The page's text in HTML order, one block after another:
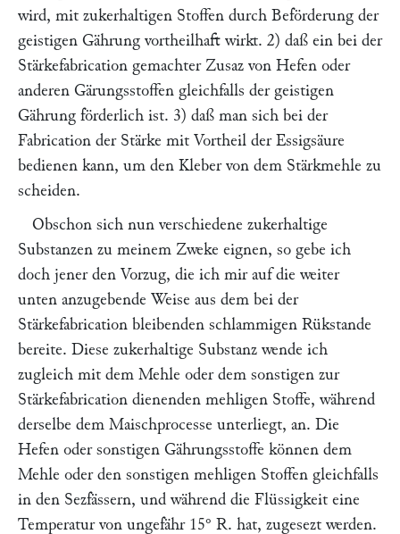
wird, mit zukerhaltigen Stoffen durch Beförderung der
geistigen Gährung vortheilhaft wirkt. 2) daß ein bei der
Stärkefabrication gemachter Zusaz von Hefen oder
anderen Gärungsstoffen gleichfalls der geistigen
Gährung förderlich ist. 3) daß man sich bei der
Fabrication der Stärke mit Vortheil der Essigsäure
bedienen kann, um den Kleber von dem Stärkmehle zu
scheiden.
Obschon sich nun verschiedene zukerhaltige
Substanzen zu meinem Zweke eignen, so gebe ich
doch jener den Vorzug, die ich mir auf die weiter
unten anzugebende Weise aus dem bei der
Stärkefabrication bleibenden schlammigen Rükstande
bereite. Diese zukerhaltige Substanz wende ich
zugleich mit dem Mehle oder dem sonstigen zur
Stärkefabrication dienenden mehligen Stoffe, während
derselbe dem Maischprocesse unterliegt, an. Die
Hefen oder sonstigen Gährungsstoffe können dem
Mehle oder den sonstigen mehligen Stoffen gleichfalls
in den Sezfässern, und während die Flüssigkeit eine
Temperatur von ungefähr 15° R. hat, zugesezt werden.